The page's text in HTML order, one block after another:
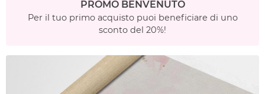
PROMO BENVENUTO
Per il tuo primo acquisto puoi beneficiare di uno
sconto del 20%!